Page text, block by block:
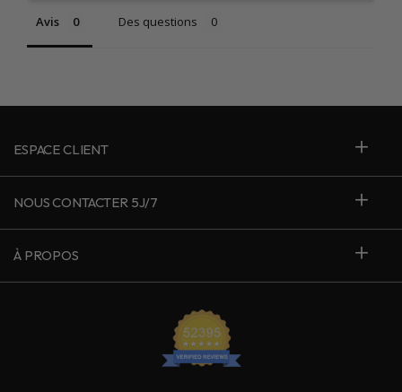
Avis Des questions
ESPACE CLIENT
NOUS CONTACTER 5J/7
À PROPOS